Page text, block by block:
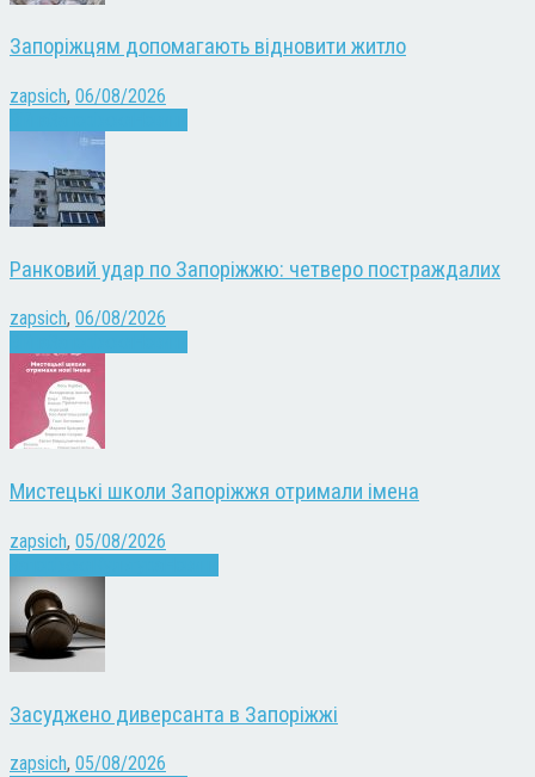
Запоріжцям допомагають відновити житло
zapsich, 06/08/2026
Ранковий удар по Запоріжжю: четверо постраждалих
zapsich, 06/08/2026
Мистецькі школи Запоріжжя отримали імена
zapsich, 05/08/2026
Засуджено диверсанта в Запоріжжі
zapsich, 05/08/2026